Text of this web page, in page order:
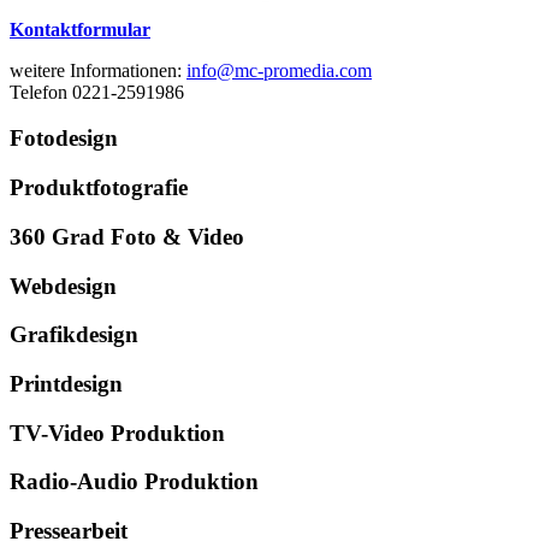
Kontaktformular
weitere Informationen: info@mc-promedia.com
Telefon 0221-2591986
Fotodesign
Produktfotografie
360 Grad Foto & Video
Webdesign
Grafikdesign
Printdesign
TV-Video Produktion
Radio-Audio Produktion
Pressearbeit